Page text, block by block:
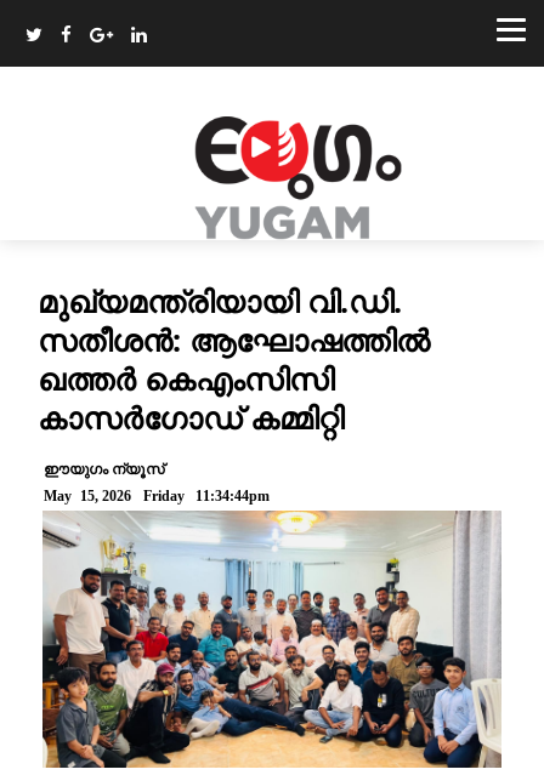
മുഖ്യമന്ത്രിയായി വി.ഡി.
സതീശൻ: ആഘോഷത്തിൽ
ഖത്തർ കെഎംസിസി
കാസർഗോഡ് കമ്മിറ്റി
ഈയുഗം ന്യൂസ്
May 15, 2026 Friday 11:34:44pm